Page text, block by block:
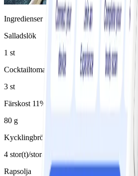
Ingredienser
Salladslök
1 st
Cocktailtomater
3 st
Färskost 11%
80 g
Kycklingbröstfilé
4 stor(t)/stora
Rapsolja